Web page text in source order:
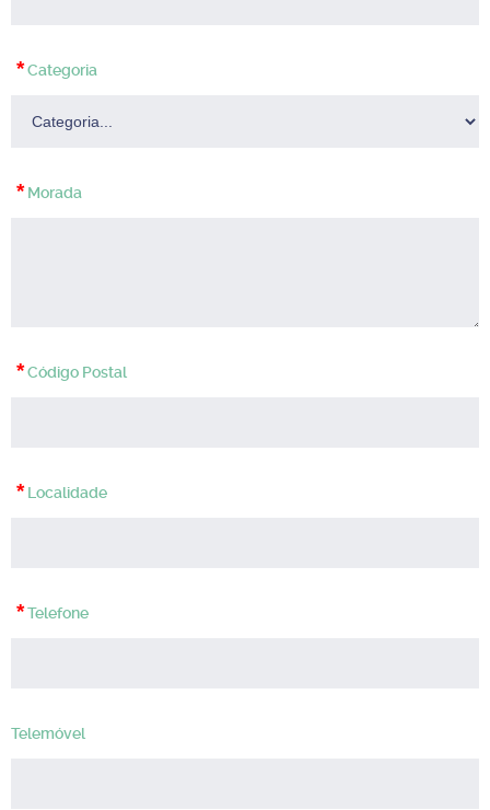
*Categoria
* Morada
*Código Postal
* Localidade
*Telefone
Telemóvel